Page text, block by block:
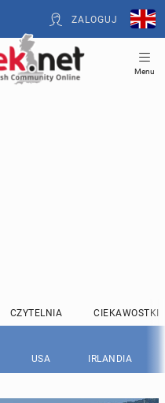
ZALOGUJ
Menu
CZYTELNIA CIEKAWOSTKI
USA IRLANDIA